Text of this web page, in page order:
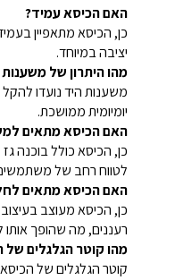
האם הכיסא עמיד?
כן, הכיסא מתאפיין
יציבה במיוחד.
מהו היתרון של
משענות היד נועדו
יומיומית ממושכת.
האם הכיסא מתאים
כן, הכיסא כולל בוכנה
לטווח רחב של
האם הכיסא מתאים
כן, הכיסא מעוצב בעיצוב
רעננים, מה שהופך אותו
מהו קוטר הגלגלים של
קוטר הגלגלים של הכיסא הוא